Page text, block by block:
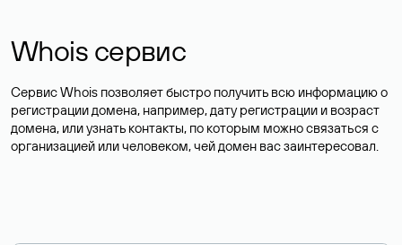
Whois сервис
Сервис Whois позволяет быстро получить всю информацию о
регистрации домена, например, дату регистрации и возраст
домена, или узнать контакты, по которым можно связаться с
организацией или человеком, чей домен вас заинтересовал.